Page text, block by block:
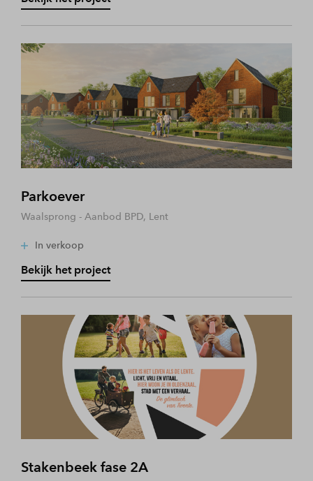
Parkoever
Waalsprong - Aanbod BPD, Lent
In verkoop
Bekijk het project
Stakenbeek fase 2A